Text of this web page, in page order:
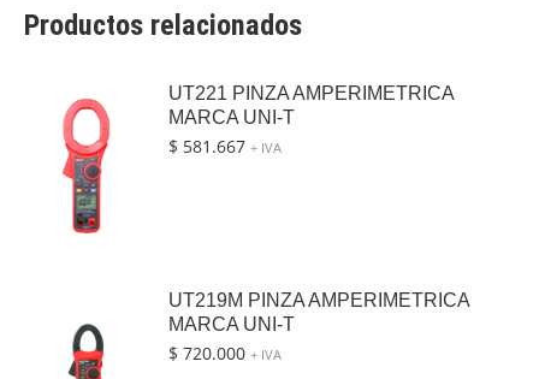
Productos relacionados
UT221 PINZA AMPERIMETRICA
MARCA UNI-T
$ 581.667 + IVA
UT219M PINZA AMPERIMETRICA
MARCA UNI-T
$ 720.000 + IVA